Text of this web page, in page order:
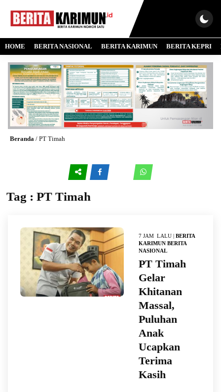
HOME BERITA NASIONAL BERITA KARIMUN BERITA KEPRI
Beranda / PT Timah
Tag : PT Timah
7 JAM LALU | BERITA
KARIMUN BERITA
NASIONAL
PT Timah
Gelar
Khitanan
Massal,
Puluhan
Anak
Ucapkan
Terima
Kasih